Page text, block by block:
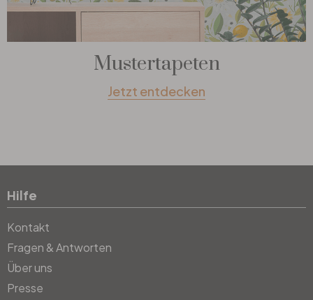
Mustertapeten
Jetzt entdecken
Hilfe
Kontakt
Fragen & Antworten
Über uns
Presse